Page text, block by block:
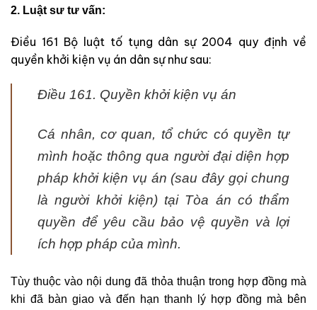
2. Luật sư tư vấn:
Điều 161 Bộ luật tố tụng dân sự 2004 quy định về
quyền khởi kiện vụ án dân sự như sau:
Điều 161. Quyền khởi kiện vụ án
Cá nhân, cơ quan, tổ chức có quyền tự
mình hoặc thông qua người đại diện hợp
pháp khởi kiện vụ án (sau đây gọi chung
là người khởi kiện) tại Tòa án có thẩm
quyền để yêu cầu bảo vệ quyền và lợi
ích hợp pháp của mình.
Tùy thuộc vào nội dung đã thỏa thuận trong hợp đồng mà
khi đã bàn giao và đến hạn thanh lý hợp đồng mà bên